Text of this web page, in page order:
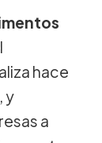
hace
y
a